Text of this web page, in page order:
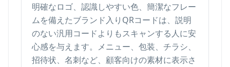
明確なロゴ、認識しやすい色、簡潔なフレー
ムを備えたブランド入りQRコードは、説明
のない汎用コードよりもスキャンする人に安
心感を与えます。メニュー、包装、チラシ、
招待状、名刺など、顧客向けの素材に表示さ